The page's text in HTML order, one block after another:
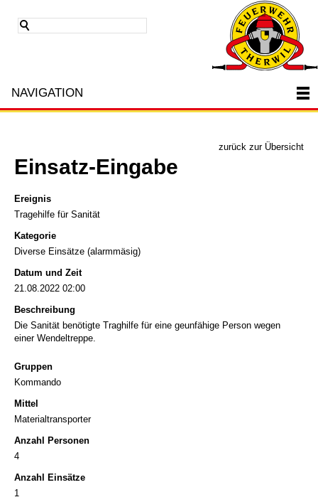
NAVIGATION
zurück zur Übersicht
Einsatz-Eingabe
Ereignis
Tragehilfe für Sanität
Kategorie
Diverse Einsätze (alarmmäsig)
Datum und Zeit
21.08.2022 02:00
Beschreibung
Die Sanität benötigte Traghilfe für eine geunfähige Person wegen
einer Wendeltreppe.
Gruppen
Kommando
Mittel
Materialtransporter
Anzahl Personen
4
Anzahl Einsätze
1